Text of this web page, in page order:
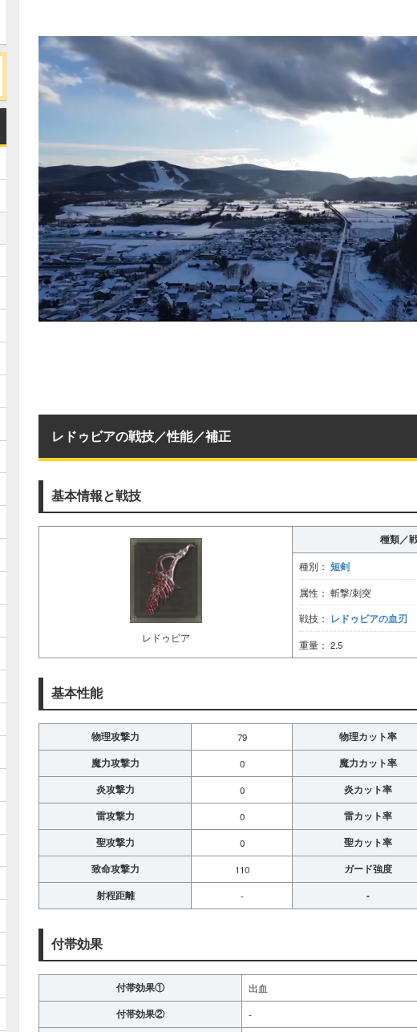
レドゥビアの戦技／性能／補正
基本情報と戦技
レドゥビア
種類／
種別： 短剣
属性： 斬撃/刺突
戦技： レドゥビアの血刃
重量： 2.5
基本性能
物理攻撃力 79 物理カット率
魔力攻撃力 0 魔力カット率
炎攻撃力 0 炎カット率
雷攻撃力 0 雷カット率
聖攻撃力 0 聖カット率
致命攻撃力 110 ガード強度
射程距離 - -
付帯効果
付帯効果① 出血
付帯効果② -